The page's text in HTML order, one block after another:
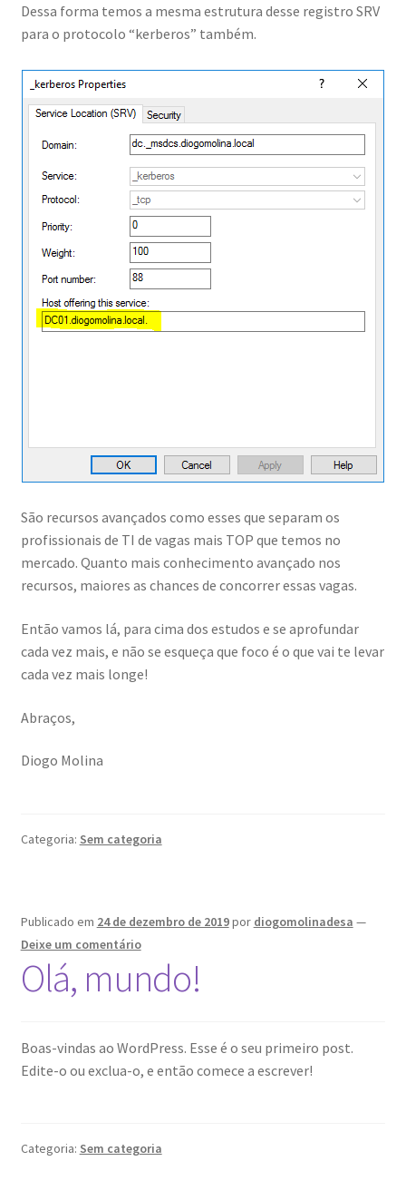
Mentoria Migração Lucrativa v2
My account
Obrigado Aula Ao Vivo AD Hibido
Obrigado Aula Ao Vivo GPO
Obrigado Aula Ao Vivo Implementação AD
Obrigado Aula Delegação Acesso AD
Obrigado Aula Delegação Acesso AD | Cloned at: 2022-08-
Obrigado Aula DFS
Obrigado Aula Experimental DNS Hybrid
Obrigado Aula Experimental Resolução Problemas
Obrigado Aula Experimental Resolução Problemas
Windows Server: Memória e Disco
Windows Server: Processador
Obrigado Aula Gerenciamento AD
Obrigado Aula Novidades Windows Server 2022
Obrigado Aula Powershell AD
Dessa forma temos a mesma estrutura desse registro SRV
para o protocolo “kerberos” também.
São recursos avançados como esses que separam os
profissionais de TI de vagas mais TOP que temos no
mercado. Quanto mais conhecimento avançado nos
recursos, maiores as chances de concorrer essas vagas.
Então vamos lá, para cima dos estudos e se aprofundar
cada vez mais, e não se esqueça que foco é o que vai te levar
cada vez mais longe!
Abraços,
Diogo Molina
Categoria: Sem categoria
Publicado em 24 de dezembro de 2019por diogomolinadesa —
Deixe um comentário
Olá, mundo!
Boas-vindas ao WordPress. Esse é o seu primeiro post.
Edite-o ou exclua-o, e então comece a escrever!
Categoria: Sem categoria